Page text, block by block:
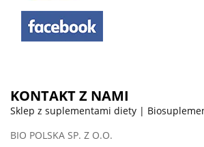
KONTAKT Z NAMI
Sklep z suplementami diety |
BIO POLSKA SP. Z O.O.